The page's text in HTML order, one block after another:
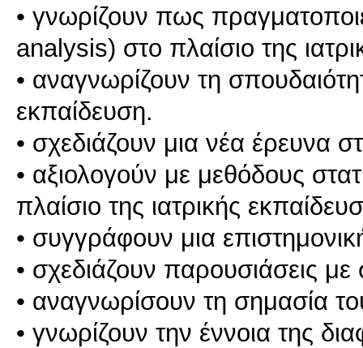
• γνωρίζουν πως
analysis) στο πλαίσιο της
• αναγνωρίζουν τη
εκπαίδευση.
• σχεδιάζουν μια νέα έρευνα
• αξιολογούν με μεθόδους
πλαίσιο της ιατρικής
• συγγράφουν μια
• σχεδιάζουν παρουσιάσεις
• αναγνωρίσουν τη σημασία
• γνωρίζουν την έννοια της